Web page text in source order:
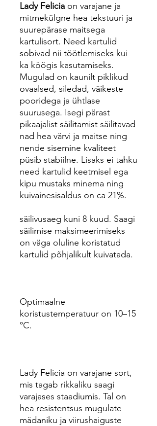
Lady Felicia on varajane ja
mitmekülgne hea tekstuuri ja
suurepärase maitsega
kartulisort. Need kartulid
sobivad nii töötlemiseks kui
ka köögis kasutamiseks.
Mugulad on kaunilt piklikud
ovaalsed, siledad, väikeste
pooridega ja ühtlase
suurusega. Isegi pärast
pikaajalist säilitamist säilitavad
nad hea värvi ja maitse ning
nende sisemine kvaliteet
püsib stabiilne. Lisaks ei tahku
need kartulid keetmisel ega
kipu mustaks minema ning
kuivainesisaldus on ca 21%.
säilivusaeg kuni 8 kuud. Saagi
säilimise maksimeerimiseks
on väga oluline koristatud
kartulid põhjalikult kuivatada.
Optimaalne
koristustemperatuur on 10–15
°C.
Lady Felicia on varajane sort,
mis tagab rikkaliku saagi
varajases staadiumis. Tal on
hea resistentsus mugulate
mädaniku ja viirushaiguste